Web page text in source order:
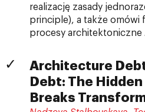
realizację zasady
principle), a także omówi
procesy architektoniczne
Architecture
Debt: The
Breaks